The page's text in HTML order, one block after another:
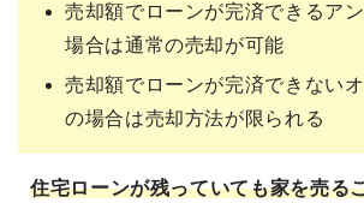
売却額でローンが完済できるア
場合は通常の売却が可能
売却額でローンが完済できない
の場合は売却方法が限られる
住宅ローンが残っていても家を売る